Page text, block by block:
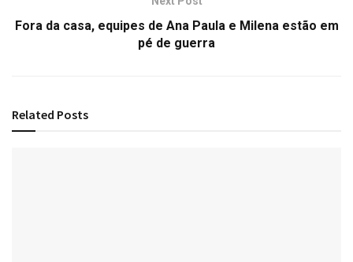
Fora da casa, equipes de Ana Paula e Milena estão em
pé de guerra
Related Posts